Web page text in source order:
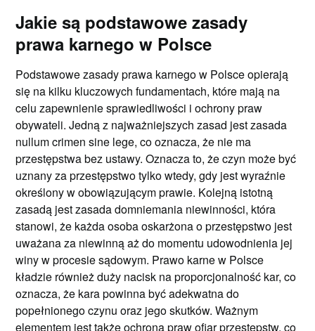
Jakie są podstawowe zasady
prawa karnego w Polsce
Podstawowe zasady prawa karnego w Polsce opierają
się na kilku kluczowych fundamentach, które mają na
celu zapewnienie sprawiedliwości i ochrony praw
obywateli. Jedną z najważniejszych zasad jest zasada
nullum crimen sine lege, co oznacza, że nie ma
przestępstwa bez ustawy. Oznacza to, że czyn może być
uznany za przestępstwo tylko wtedy, gdy jest wyraźnie
określony w obowiązującym prawie. Kolejną istotną
zasadą jest zasada domniemania niewinności, która
stanowi, że każda osoba oskarżona o przestępstwo jest
uważana za niewinną aż do momentu udowodnienia jej
winy w procesie sądowym. Prawo karne w Polsce
kładzie również duży nacisk na proporcjonalność kar, co
oznacza, że kara powinna być adekwatna do
popełnionego czynu oraz jego skutków. Ważnym
elementem jest także ochrona praw ofiar przestępstw, co